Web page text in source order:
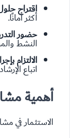
اقتراح
أكثر أمانًا.
حضور
النشط
الالتزام
اتباع
أهمية
الاستثمار في